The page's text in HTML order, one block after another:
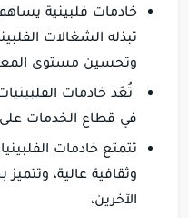
خادمات فلبينية
تبذله الشغالات
وتحسين مستوى
تُعَد خادمات
في قطاع الخدمات
تتمتع خادمات
وثقافية عالية،
الآخرين،